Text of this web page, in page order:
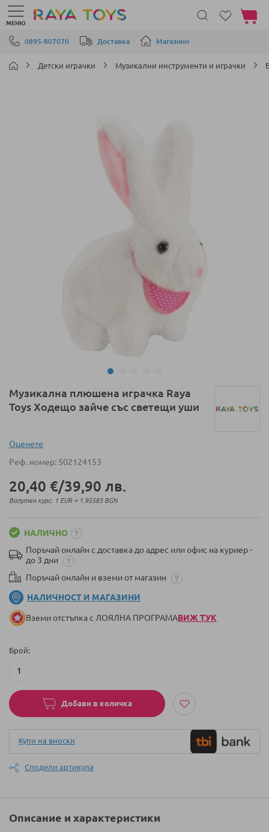
Прескачане към съдържанието
0895-807070 Доставка Магазини
МЕНЮ
Моята
Детски играчки Музикални инструменти и играчки
Преминете
към
началото
галерия
снимки
Музикална плюшена играчка Raya
Toys Ходещо зайче със светещи уши
Оценeте
Реф. номер 502124153
20,40 €/39,90 лв.
Валутен курс: 1 EUR = 1.95583 BGN
НАЛИЧНО
Поръчай онлайн с доставка до адрес или офис на куриер -
до 3 дни
Поръчай онлайн и вземи от магазин
НАЛИЧНОСТ И МАГАЗИНИ
Вземи отстъпка с ЛОЯЛНА ПРОГРАМАВИЖ ТУК
Брой
Добави в количка
Купи на вноски
Сподели артикула
Описание и характеристики